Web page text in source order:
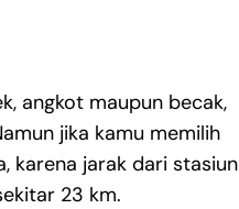
angkot maupun becak,
jika kamu memilih
karena jarak dari stasiun
23 km.